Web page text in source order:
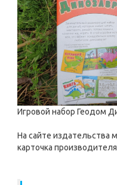
Игровой набор Геодом
На сайте издательства
карточка